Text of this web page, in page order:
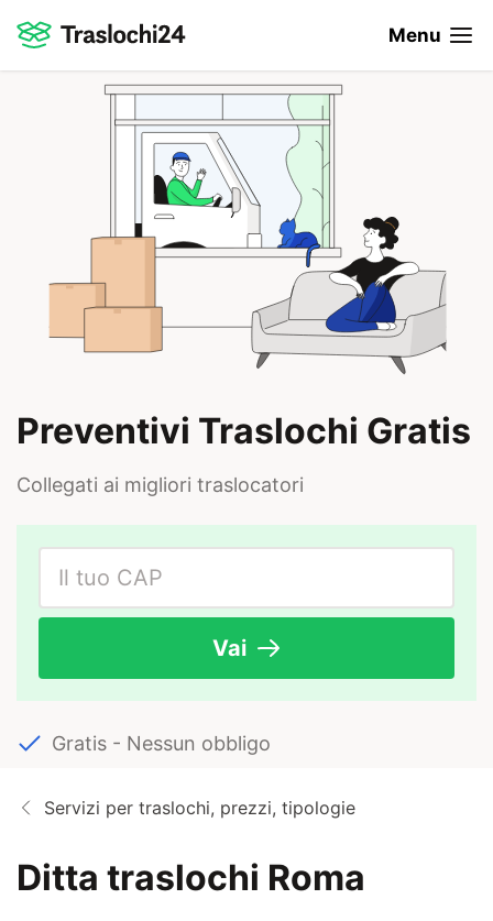
Menu
Preventivi Traslochi Gratis
Collegati ai migliori traslocatori
Vai
Gratis - Nessun obbligo
Servizi per traslochi, prezzi, tipologie
Ditta traslochi Roma